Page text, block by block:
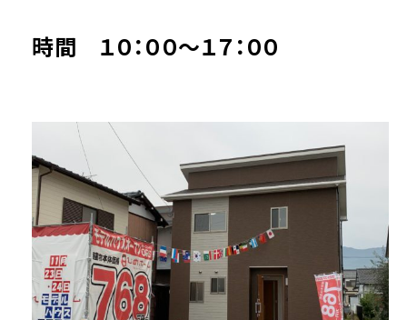
時間 １０：００～１７：００